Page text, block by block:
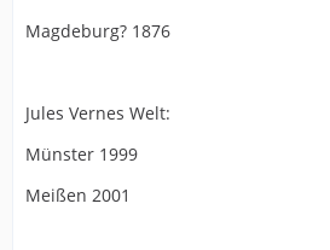
Magdeburg? 1876
Jules Vernes Welt:
Münster 1999
Meißen 2001